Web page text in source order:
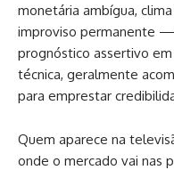
monetária ambígua,
improviso permanente
prognóstico assertivo
técnica, geralmente
para emprestar
Quem aparece na
onde o mercado vai nas